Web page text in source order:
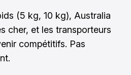
(5 kg, 10 kg), Australia
cher, et les transporteurs
compétitifs. Pas